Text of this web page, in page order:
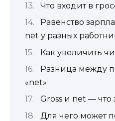
Что входит в
Равенство
net у разных
Как увеличить
Разница между
«net»
Gross и net — что
Для чего может